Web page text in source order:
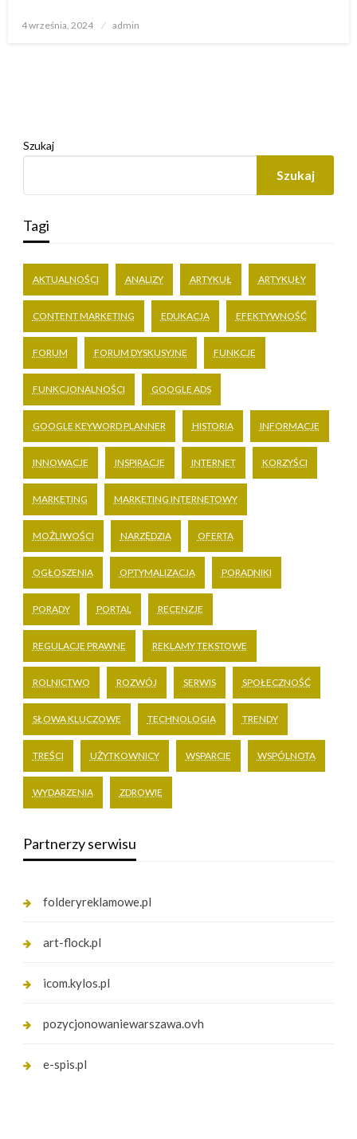
Opublikowane
4 września, 2024 admin
Szukaj
Szukaj
Tagi
AKTUALNOŚCI ANALIZY ARTYKUŁ ARTYKUŁY
CONTENT MARKETING EDUKACJA EFEKTYWNOŚĆ
FORUM FORUM DYSKUSYJNE FUNKCJE
FUNKCJONALNOŚCI GOOGLE ADS
GOOGLE KEYWORD PLANNER HISTORIA INFORMACJE
INNOWACJE INSPIRACJE INTERNET KORZYŚCI
MARKETING MARKETING INTERNETOWY
MOŻLIWOŚCI NARZĘDZIA OFERTA
OGŁOSZENIA OPTYMALIZACJA PORADNIKI
PORADY PORTAL RECENZJE
REGULACJE PRAWNE REKLAMY TEKSTOWE
ROLNICTWO ROZWÓJ SERWIS SPOŁECZNOŚĆ
SŁOWA KLUCZOWE TECHNOLOGIA TRENDY
TREŚCI UŻYTKOWNICY WSPARCIE WSPÓLNOTA
WYDARZENIA ZDROWIE
Partnerzy serwisu
folderyreklamowe.pl
art-flock.pl
icom.kylos.pl
pozycjonowaniewarszawa.ovh
e-spis.pl